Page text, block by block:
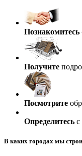
Познакомитесь
Получите
Посмотрите
Определитесь с
В каких городах мы